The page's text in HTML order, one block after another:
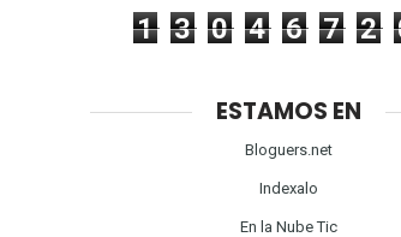
1 3 0 4 6 7 2
ESTAMOS EN
Bloguers.net
Indexalo
En la Nube Tic